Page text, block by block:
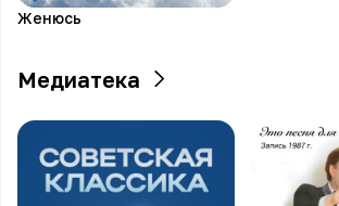
Женюсь
Медиатека